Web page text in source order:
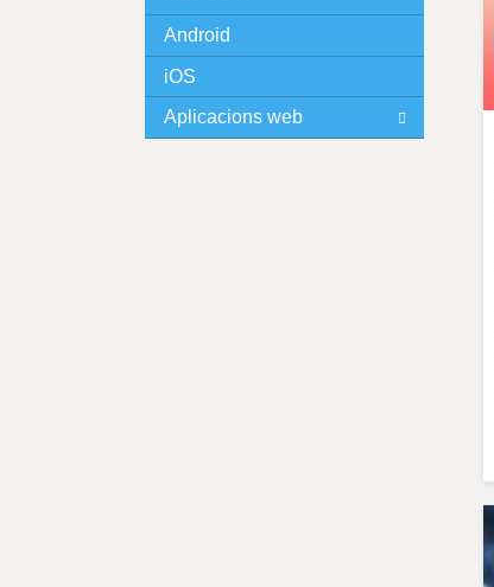
N
C
Android
iOS
Aplicacions web